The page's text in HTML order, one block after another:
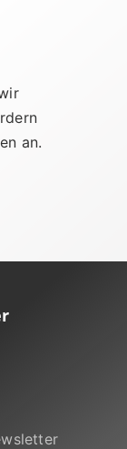
an.